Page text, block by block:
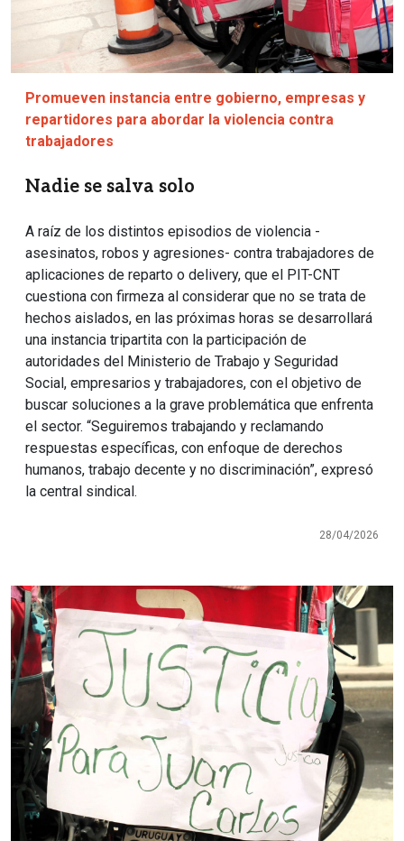
Promueven instancia entre gobierno, empresas y
repartidores para abordar la violencia contra
trabajadores
Nadie se salva solo
A raíz de los distintos episodios de violencia -
asesinatos, robos y agresiones- contra trabajadores de
aplicaciones de reparto o delivery, que el PIT-CNT
cuestiona con firmeza al considerar que no se trata de
hechos aislados, en las próximas horas se desarrollará
una instancia tripartita con la participación de
autoridades del Ministerio de Trabajo y Seguridad
Social, empresarios y trabajadores, con el objetivo de
buscar soluciones a la grave problemática que enfrenta
el sector. “Seguiremos trabajando y reclamando
respuestas específicas, con enfoque de derechos
humanos, trabajo decente y no discriminación”, expresó
la central sindical.
28/04/2026
Imagen